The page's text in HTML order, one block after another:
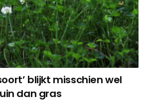
blijkt misschien wel
dan gras